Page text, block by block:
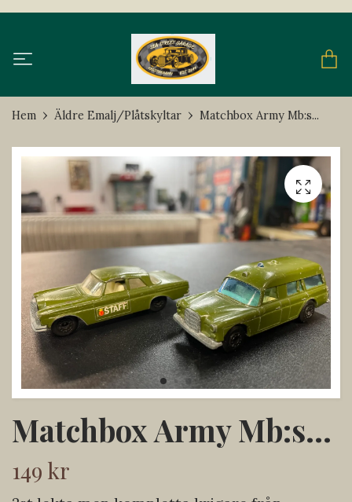
Hem Äldre Emalj/Plåtskyltar Matchbox Army Mb:s...
Matchbox Army Mb:s...
149 kr